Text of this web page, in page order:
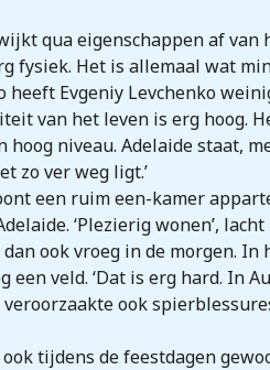
qua eigenschappen af
fysiek. Het is allemaal wat
heeft Evgeniy Levchenko
van het leven is erg hoog.
hoog niveau. Adelaide staat,
zo ver weg ligt.’
een ruim een-kamer
‘Plezierig wonen’,
ook vroeg in de morgen.
een veld. ‘Dat is erg hard. In
veroorzaakte ook
tijdens de feestdagen